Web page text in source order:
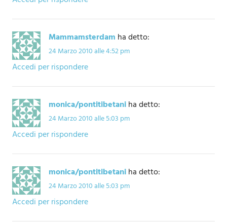
Mammamsterdam ha detto:
24 Marzo 2010 alle 4:52 pm
Accedi per rispondere
monica/pontitibetaniha detto:
24 Marzo 2010 alle 5:03 pm
Accedi per rispondere
monica/pontitibetaniha detto:
24 Marzo 2010 alle 5:03 pm
Accedi per rispondere